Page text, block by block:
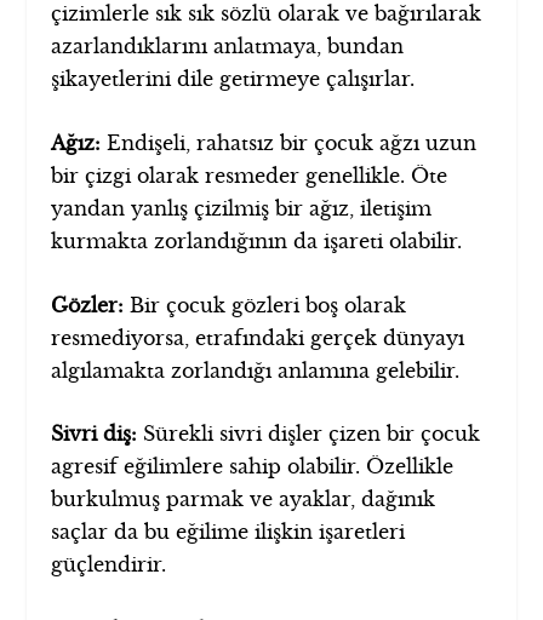
çizimlerle sık sık sözlü olarak ve bağırılarak
azarlandıklarını anlatmaya, bundan
şikayetlerini dile getirmeye çalışırlar.
Ağız:Endişeli, rahatsız bir çocuk ağzı uzun
bir çizgi olarak resmeder genellikle. Öte
yandan yanlış çizilmiş bir ağız, iletişim
kurmakta zorlandığının da işareti olabilir.
Gözler: Bir çocuk gözleri boş olarak
resmediyorsa, etrafındaki gerçek dünyayı
algılamakta zorlandığı anlamına gelebilir.
Sivri diş: Sürekli sivri dişler çizen bir çocuk
agresif eğilimlere sahip olabilir. Özellikle
burkulmuş parmak ve ayaklar, dağınık
saçlar da bu eğilime ilişkin işaretleri
güçlendirir.